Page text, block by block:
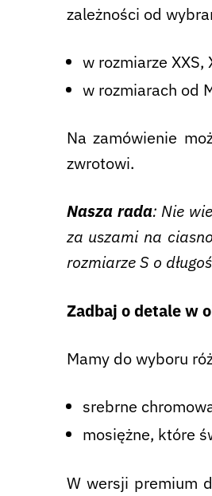
zależności od
w rozmiarze XXS,
w rozmiarach od
Na zamówienie
zwrotowi.
Nasza rada: Nie
za uszami na
rozmiarze S o
Zadbaj o detale w
Mamy do wyboru
srebrne
mosiężne, które
W wersji premium